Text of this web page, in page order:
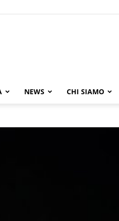
NEWS CHI SIAMO